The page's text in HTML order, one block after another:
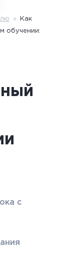
» Как
обучении:
с